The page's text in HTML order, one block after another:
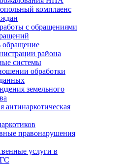
комплаенс
с обращениями
обращение
района
системы
обработки
земельного
антинаркотическая
правонарушения
услуги в